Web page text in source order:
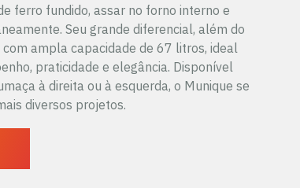
ferro fundido, assar no forno interno e
Seu grande diferencial, além do
ampla capacidade de 67 litros, ideal
praticidade e elegância. Disponível
à direita ou à esquerda, o Munique se
diversos projetos.